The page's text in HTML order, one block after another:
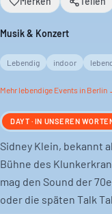
Musik & Konzert
Lebendig indoor
Mehr lebendige Events in Berlin
DAYT · IN UNSEREN
Sidney Klein, bekannt
Bühne des
mag den Sound der
oder die späten Talk